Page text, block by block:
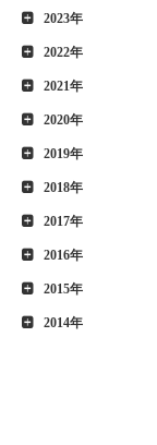
2023年
2022年
2021年
2020年
2019年
2018年
2017年
2016年
2015年
2014年